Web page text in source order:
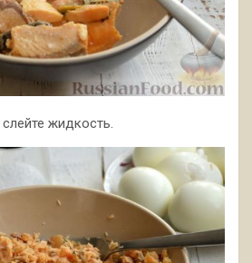
жидкость.